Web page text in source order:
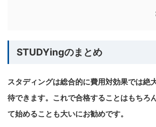
STUDYingのまとめ
スタディングは総合的に費用対効果では絶
待できます。これで合格することはもちろ
て始めることも大いにお勧めです。